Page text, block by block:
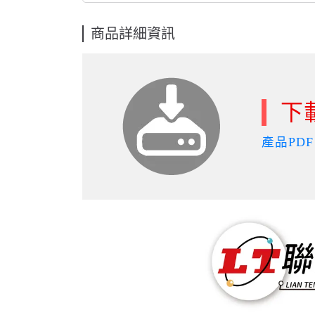
商品詳細資訊
下
產品PDF